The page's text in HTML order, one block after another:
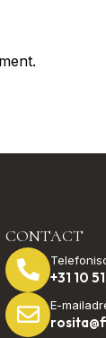
CONTACT
+31 10
E-